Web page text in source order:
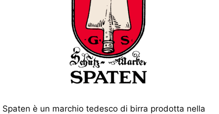
Spaten è un marchio tedesco di birra prodotta nella